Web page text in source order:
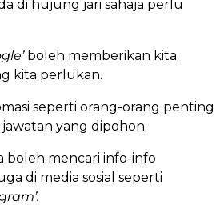
di hujung jari sahaja perlu
boleh memberikan kita
kita perlukan.
seperti orang-orang penting
yang dipohon.
boleh mencari info-info
di media sosial seperti